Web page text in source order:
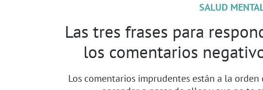
SALUD
Las tres frases para
los comentarios
Los comentarios imprudentes están a la orden